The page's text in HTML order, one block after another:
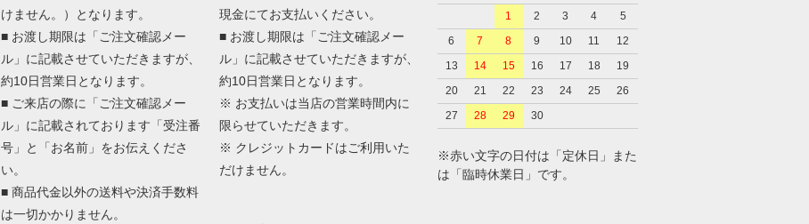
けません。）となります。
■ お渡し期限は「ご注文確認メー
ル」に記載させていただきますが、
約10日営業日となります。
■ ご来店の際に「ご注文確認メー
ル」に記載されております「受注番
号」と「お名前」をお伝えくださ
い。
■ 商品代金以外の送料や決済手数料
は一切かかりません。
現金にてお支払いください。
■ お渡し期限は「ご注文確認メー
ル」に記載させていただきますが、
約10日営業日となります。
※ お支払いは当店の営業時間内に
限らせていただきます。
※ クレジットカードはご利用いた
だけません。
1
2 3 4
5
6
7 8 9 10 11
12
13
14 15 16 17 18
19
20
21 22 23 24 25
26
27
28 29 30
※赤い文字の日付は「定休日」また
は「臨時休業日」です。